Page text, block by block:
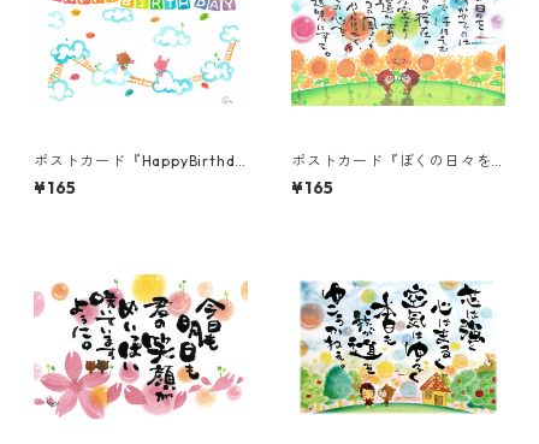
ポストカード『HappyBirthda
y(くも)』
¥165
ポストカード『ぼくの日々を
輝かせるのは・・・』
¥165